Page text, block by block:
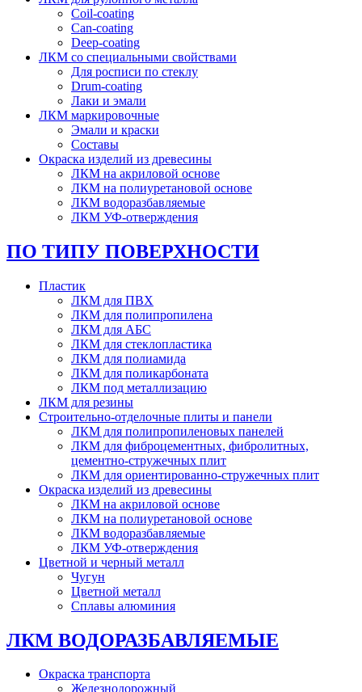
Coil-coating
Can-coating
Deep-coating
ЛКМ со специальными свойствами
Для росписи по стеклу
Drum-coating
Лаки и эмали
ЛКМ маркировочные
Эмали и краски
Составы
Окраска изделий из древесины
ЛКМ на акриловой основе
ЛКМ на полиуретановой основе
ЛКМ водоразбавляемые
ЛКМ УФ-отверждения
ПО ТИПУ ПОВЕРХНОСТИ
Пластик
ЛКМ для ПВХ
ЛКМ для полипропилена
ЛКМ для АБС
ЛКМ для стеклопластика
ЛКМ для полиамида
ЛКМ для поликарбоната
ЛКМ под металлизацию
ЛКМ для резины
Строительно-отделочные плиты и панели
ЛКМ для полипропиленовых панелей
ЛКМ для фиброцементных, фибролитных,
цементно-стружечных плит
ЛКМ для ориентированно-стружечных плит
Окраска изделий из древесины
ЛКМ на акриловой основе
ЛКМ на полиуретановой основе
ЛКМ водоразбавляемые
ЛКМ УФ-отверждения
Цветной и черный металл
Чугун
Цветной металл
Сплавы алюминия
ЛКМ ВОДОРАЗБАВЛЯЕМЫЕ
Окраска транспорта
Железнодорожный